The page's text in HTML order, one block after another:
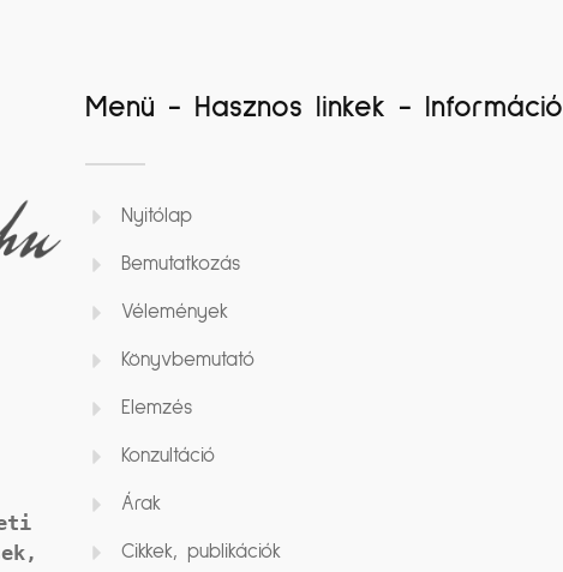
Menü - Hasznos linkek - Információ
Nyitólap
Bemutatkozás
Vélemények
Könyvbemutató
Elemzés
Konzultáció
Árak
Cikkek, publikációk